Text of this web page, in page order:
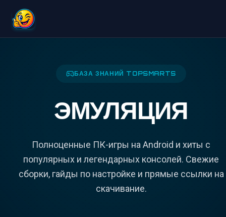
БАЗА ЗНАНИЙ TOPSMARTS
ЭМУЛЯЦИЯ
Полноценные ПК-игры на Android и хиты с
популярных и легендарных консолей. Свежие
сборки, гайды по настройке и прямые ссылки на
скачивание.